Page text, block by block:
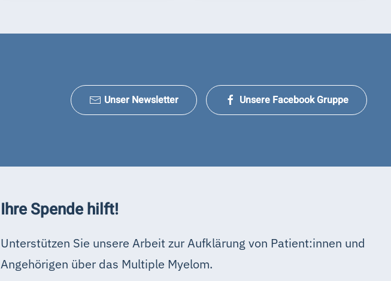
Unser Newsletter Unsere Facebook Gruppe
Ihre Spende hilft!
Unterstützen Sie unsere Arbeit zur Aufklärung von Patient:innen und
Angehörigen über das Multiple Myelom.